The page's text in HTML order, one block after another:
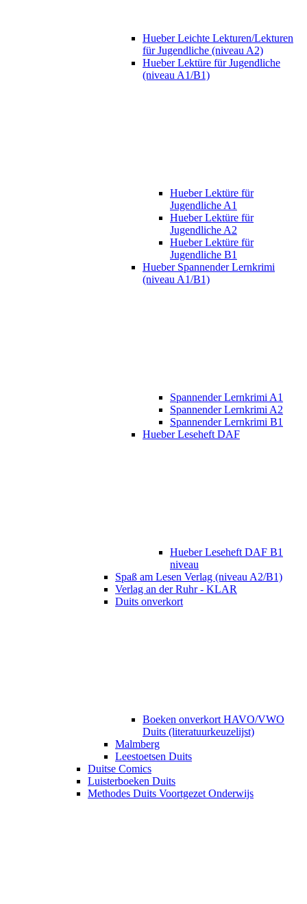
Hueber Leichte Lekturen/Lekturen
für Jugendliche (niveau A2)
Hueber Lektüre für Jugendliche
(niveau A1/B1)
Hueber Lektüre für
Jugendliche A1
Hueber Lektüre für
Jugendliche A2
Hueber Lektüre für
Jugendliche B1
Hueber Spannender Lernkrimi
(niveau A1/B1)
Spannender Lernkrimi A1
Spannender Lernkrimi A2
Spannender Lernkrimi B1
Hueber Leseheft DAF
Hueber Leseheft DAF B1
niveau
Spaß am Lesen Verlag (niveau A2/B1)
Verlag an der Ruhr - KLAR
Duits onverkort
Boeken onverkort HAVO/VWO
Duits (literatuurkeuzelijst)
Malmberg
Leestoetsen Duits
Duitse Comics
Luisterboeken Duits
Methodes Duits Voortgezet Onderwijs